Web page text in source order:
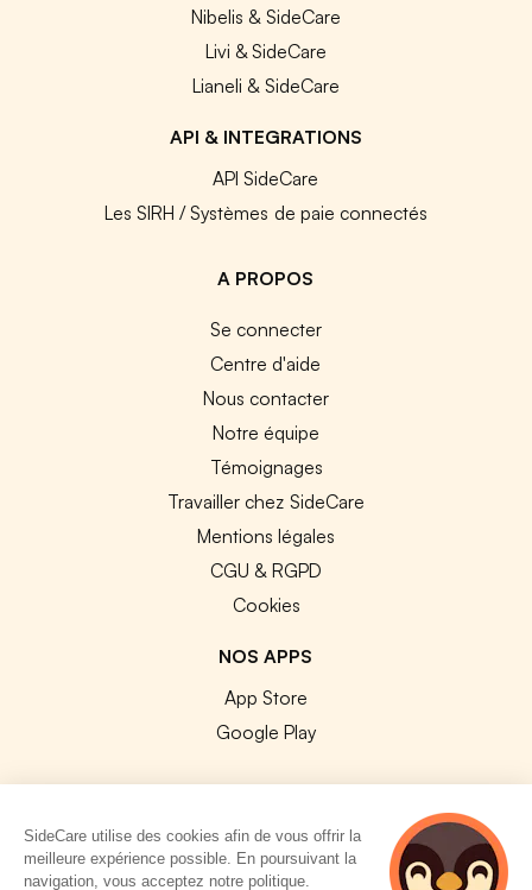
Nibelis & SideCare
Livi & SideCare
Lianeli & SideCare
API & INTEGRATIONS
API SideCare
Les SIRH / Systèmes de paie connectés
A PROPOS
Se connecter
Centre d'aide
Nous contacter
Notre équipe
Témoignages
Travailler chez SideCare
Mentions légales
CGU & RGPD
Cookies
NOS APPS
App Store
Google Play
© 2026 SideCare. Tous droits réservés.
SideCare utilise des cookies afin de vous offrir la
meilleure expérience possible. En poursuivant la
navigation, vous acceptez notre politique.